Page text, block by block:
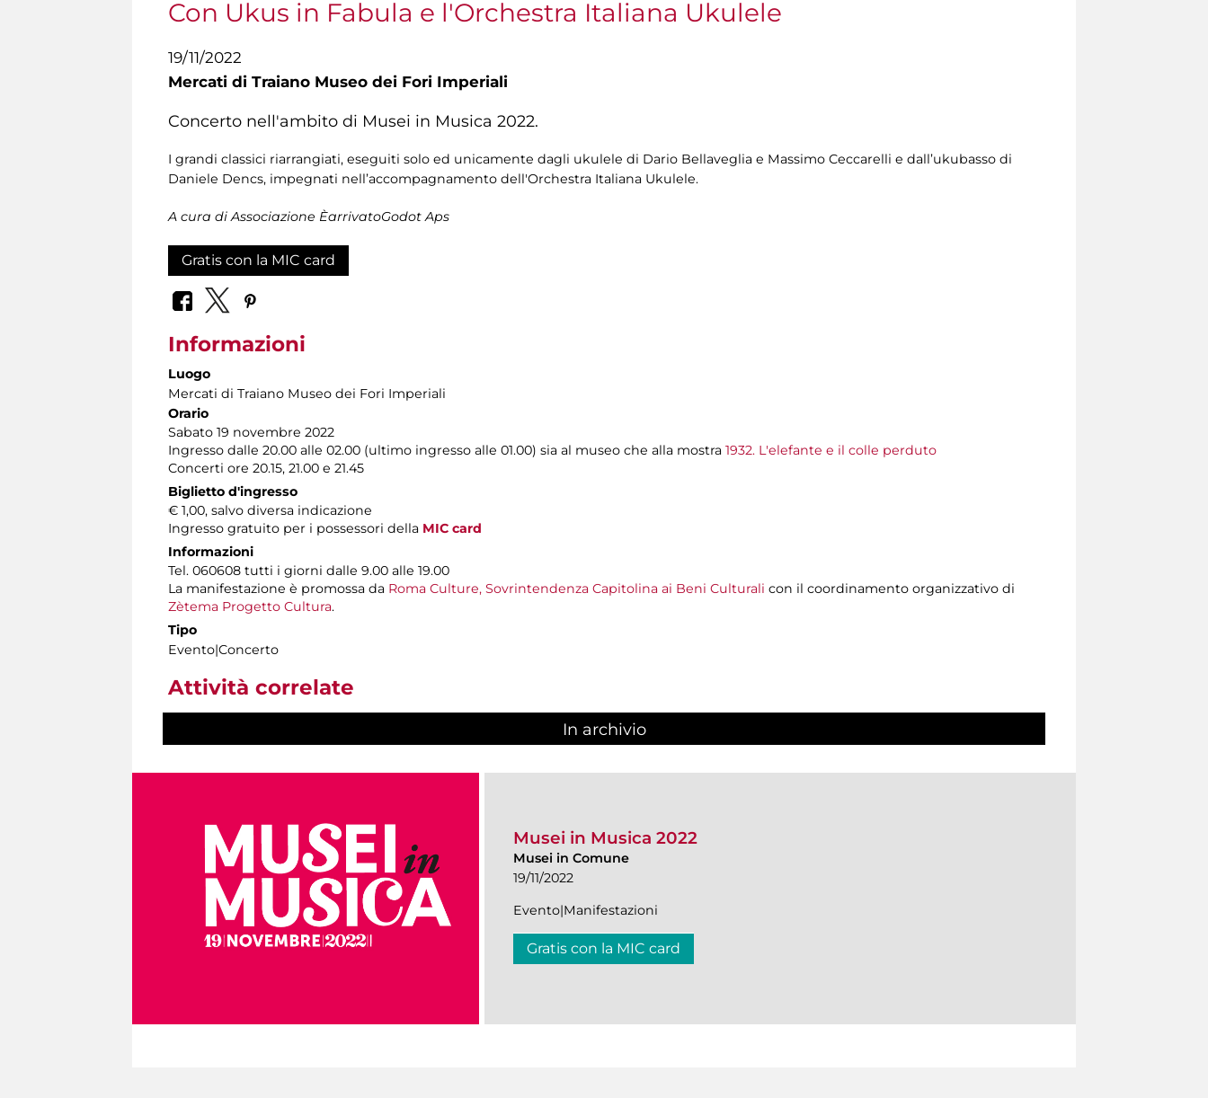
Con Ukus in Fabula e l'Orchestra Italiana Ukulele
19/11/2022
Mercati di Traiano Museo dei Fori Imperiali
Concerto nell'ambito di Musei in Musica 2022.
I grandi classici riarrangiati, eseguiti solo ed unicamente dagli ukulele di Dario Bellaveglia e Massimo Ceccarelli e dall’ukubasso di
Daniele Dencs, impegnati nell’accompagnamento dell'Orchestra Italiana Ukulele.
A cura di Associazione ÈarrivatoGodot Aps
Gratis con la MIC card
Informazioni
Luogo
Mercati di Traiano Museo dei Fori Imperiali
Orario
Sabato 19 novembre 2022
Ingresso dalle 20.00 alle 02.00 (ultimo ingresso alle 01.00) sia al museo che alla mostra 1932. L'elefante e il colle perduto
Concerti ore 20.15, 21.00 e 21.45
Biglietto d'ingresso
€ 1,00, salvo diversa indicazione
Ingresso gratuito per i possessori della MIC card
Informazioni
Tel. 060608 tutti i giorni dalle 9.00 alle 19.00
La manifestazione è promossa da Roma Culture, Sovrintendenza Capitolina ai Beni Culturali con il coordinamento organizzativo di
Zètema Progetto Cultura.
Tipo
Evento|Concerto
Attività correlate
In archivio
Musei in Musica 2022
Musei in Comune
19/11/2022
Evento|Manifestazioni
Gratis con la MIC card